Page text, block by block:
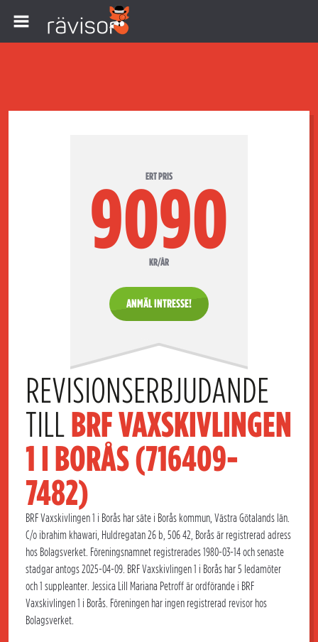
ERT PRIS
9090
KR/ÅR
ANMÄL INTRESSE!
REVISIONSERBJUDANDE
TILL BRF VAXSKIVLINGEN
1 I BORÅS (716409-
7482)
BRF Vaxskivlingen 1 i Borås har säte i Borås kommun, Västra Götalands län.
C/o ibrahim khawari, Huldregatan 26 b, 506 42, Borås är registrerad adress
hos Bolagsverket. Föreningsnamnet registrerades 1980-03-14 och senaste
stadgar antogs 2025-04-09. BRF Vaxskivlingen 1 i Borås har 5 ledamöter
och 1 suppleanter. Jessica Lill Mariana Petroff är ordförande i BRF
Vaxskivlingen 1 i Borås. Föreningen har ingen registrerad revisor hos
Bolagsverket.